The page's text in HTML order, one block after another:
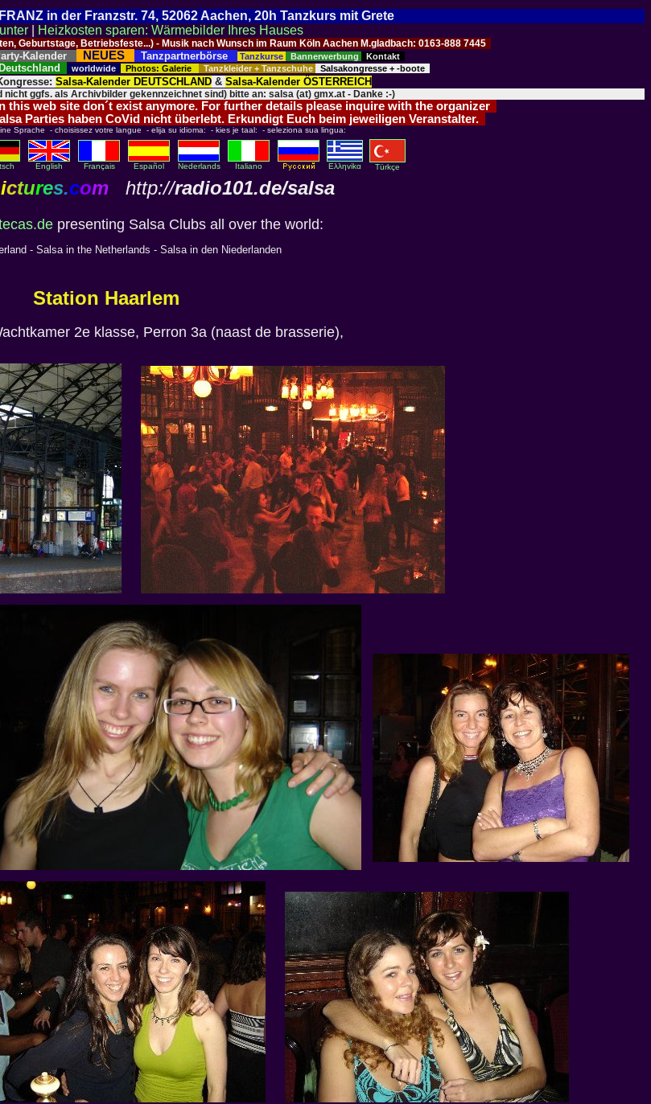
in der Franzstr. 74, 52062 Aachen, 20h Tanzkurs mit Grete
Heizkosten sparen: Wärmebilder Ihres Hauses
Geburtstage, Betriebsfeste...) - Musik nach Wunsch im Raum Köln Aachen M.gladbach: 0163-888 7445
Kalender NEUES Tanzpartnerbörse Tanzkurse Bannerwerbung Kontakt
worldwide Photos: Galerie Tanzkleider + Tanzschuhe Salsakongresse + -boote
Salsa-Kalender DEUTSCHLAND & Salsa-Kalender ÖSTERREICH
ggfs. als Archivbilder gekennzeichnet sind) bitte an: salsa (at) gmx.at - Danke :-)
this web site don´t exist anymore. For further details please inquire with the organizer
Parties haben CoVid nicht überlebt. Erkundigt Euch beim jeweiligen Veranstalter.
Sprache - choisissez votre langue - elija su idioma: - kies je taal: - seleziona sua lingua:
English Français Español Nederlands Italiano Eλληvikα Türkçe
ictures.com http://radio101.de/salsa
presenting Salsa Clubs all over the world:
- Salsa in the Netherlands - Salsa in den Niederlanden
Station Haarlem
2e klasse, Perron 3a (naast de brasserie),